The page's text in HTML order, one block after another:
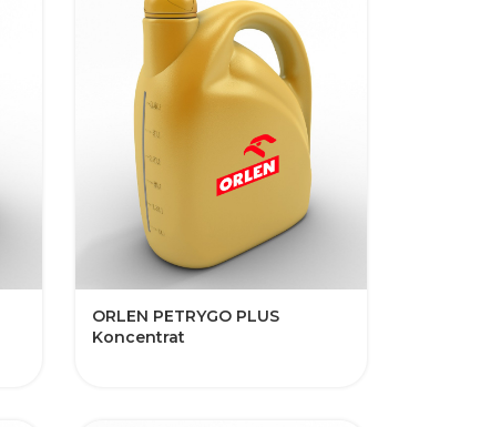
​​ORLEN PETRYGO PLUS
Koncentrat